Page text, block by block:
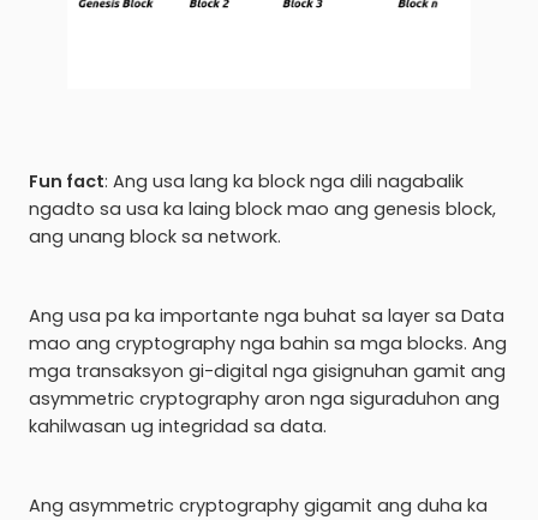
Fun fact: Ang usa lang ka block nga dili nagabalik
ngadto sa usa ka laing block mao ang genesis block,
ang unang block sa network.
Ang usa pa ka importante nga buhat sa layer sa Data
mao ang cryptography nga bahin sa mga blocks. Ang
mga transaksyon gi-digital nga gisignuhan gamit ang
asymmetric cryptography aron nga siguraduhon ang
kahilwasan ug integridad sa data.
Ang asymmetric cryptography gigamit ang duha ka